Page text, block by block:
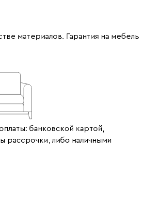
материалов. Гарантия на мебель
банковской картой,
рассрочки, либо наличными